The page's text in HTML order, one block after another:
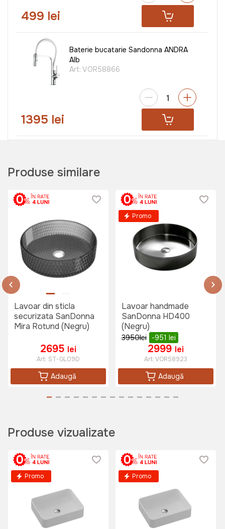
499 lei
Baterie bucatarie Sandonna ANDRA
Alb
Art: VOR58866
1395 lei
Art: SN0030
549 lei
Produse similare
Lavoar din sticla
securizata SanDonna
Mira Rotund (Negru)
2695 lei
Art: ST-GL09D
Adaugă
Promo
Lavoar handmade
SanDonna HD400
(Negru)
3950lei -951 lei
2999 lei
Art:VOR58923
Adaugă
Produse vizualizate
Promo Promo